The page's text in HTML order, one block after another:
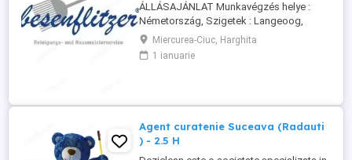
ÁLLÁSAJÁNLAT Munkavégzés helye :
Németország, Szigetek : Langeoog,
Spiekeroog, Norderney A Besenflitzer cég
lakások, de más létesítmények
takarítására is szakosodott, mint például
illemhelyek vagy mosdók, szállodák
karbantartása és takarítása.
Követelmények: ...
Miercurea-Ciuc, Harghita
1 ianuarie
Agent curatenie Suceava (Radauti
) - 2.5 H